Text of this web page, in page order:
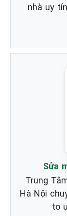
nhà uy
Sửa
Trung
Hà Nội
to